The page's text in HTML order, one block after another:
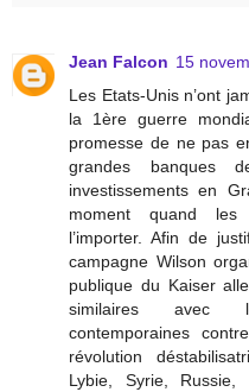
Jean Falcon 15
Les Etats-Unis n’ont
la 1ère guerre
promesse de ne pas
grandes banques
investissements en
moment quand les
l’importer. Afin de
campagne Wilson
publique du Kaiser
similaires avec
contemporaines
révolution
Lybie, Syrie, Russie,